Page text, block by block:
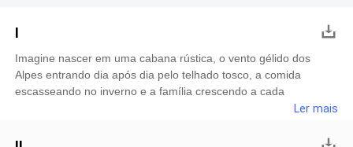
I
Imagine nascer em uma cabana rústica, o vento gélido dos
Alpes entrando dia após dia pelo telhado tosco, a comida
escasseando no inverno e a família crescendo a cada
ano.Imagine ainda, que seu corpo é coberto de pelos. Sedosas
escuro cobrem quase todo o seu corpo, exceto as palmas das
Ler mais